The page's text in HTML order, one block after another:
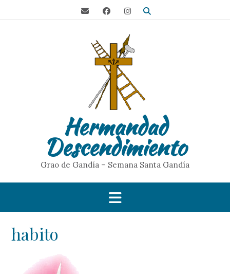
Hermandad
Descendimiento
Grao de Gandía – Semana Santa Gandía
habito